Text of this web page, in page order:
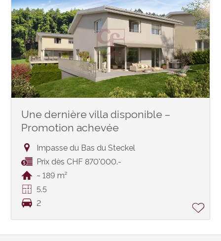
Une dernière villa disponible –
Promotion achevée
Impasse du Bas du Steckel
Prix dès CHF 870'000.-
~ 189 m²
5.5
2